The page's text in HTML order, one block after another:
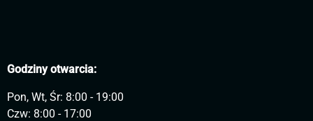
Godziny otwarcia:
Pon, Wt, Śr: 8:00 - 19:00
Czw: 8:00 - 17:00